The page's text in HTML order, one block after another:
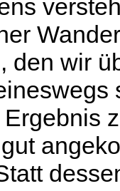
den wir